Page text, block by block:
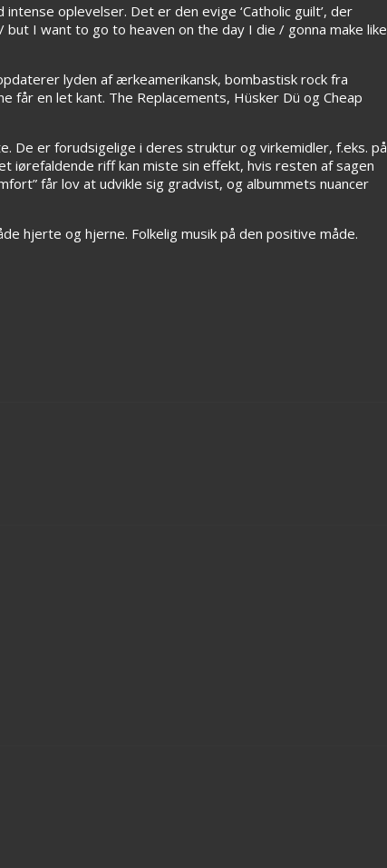
oplevelser. Det er den evige ‘Catholic guilt’, der
but I want to go to heaven on the day I die / gonna make like
lyden af ærkeamerikansk, bombastisk rock fra
en let kant. The Replacements, Hüsker Dü og Cheap
De er forudsigelige i deres struktur og virkemidler, f.eks. på
iørefaldende riff kan miste sin effekt, hvis resten af sagen
får lov at udvikle sig gradvist, og albummets nuancer
hjerte og hjerne. Folkelig musik på den positive måde.